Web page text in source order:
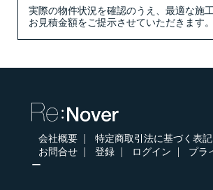
実際の物件状況を確認のうえ、最適な施
お見積金額をご提示させていただきます。
会社概要 特定商取引法に基づく表記
お問合せ
登録 ログイン
プラ
ー